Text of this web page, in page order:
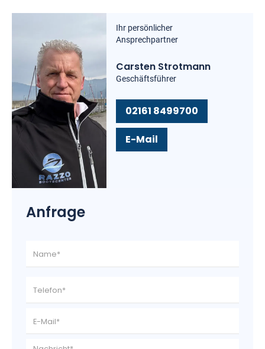
Ihr persönlicher
Ansprechpartner
Carsten Strotmann
Geschäftsführer
02161 8499700
E-Mail
Anfrage